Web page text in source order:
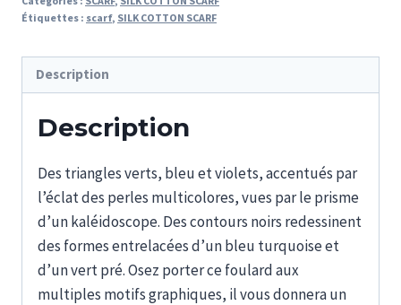
ROSALBA
Étiquettes : scarf, SILK COTTON SCARF
Description
Description
Des triangles verts, bleu et violets, accentués par
l’éclat des perles multicolores, vues par le prisme
d’un kaléidoscope. Des contours noirs redessinent
des formes entrelacées d’un bleu turquoise et
d’un vert pré. Osez porter ce foulard aux
multiples motifs graphiques, il vous donnera un